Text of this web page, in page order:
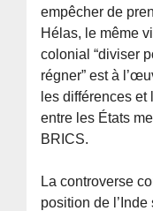
empêcher de
Hélas, le même
colonial “diviser
régner” est à
les différences
entre les États
BRICS.
La controverse
position de l’Inde